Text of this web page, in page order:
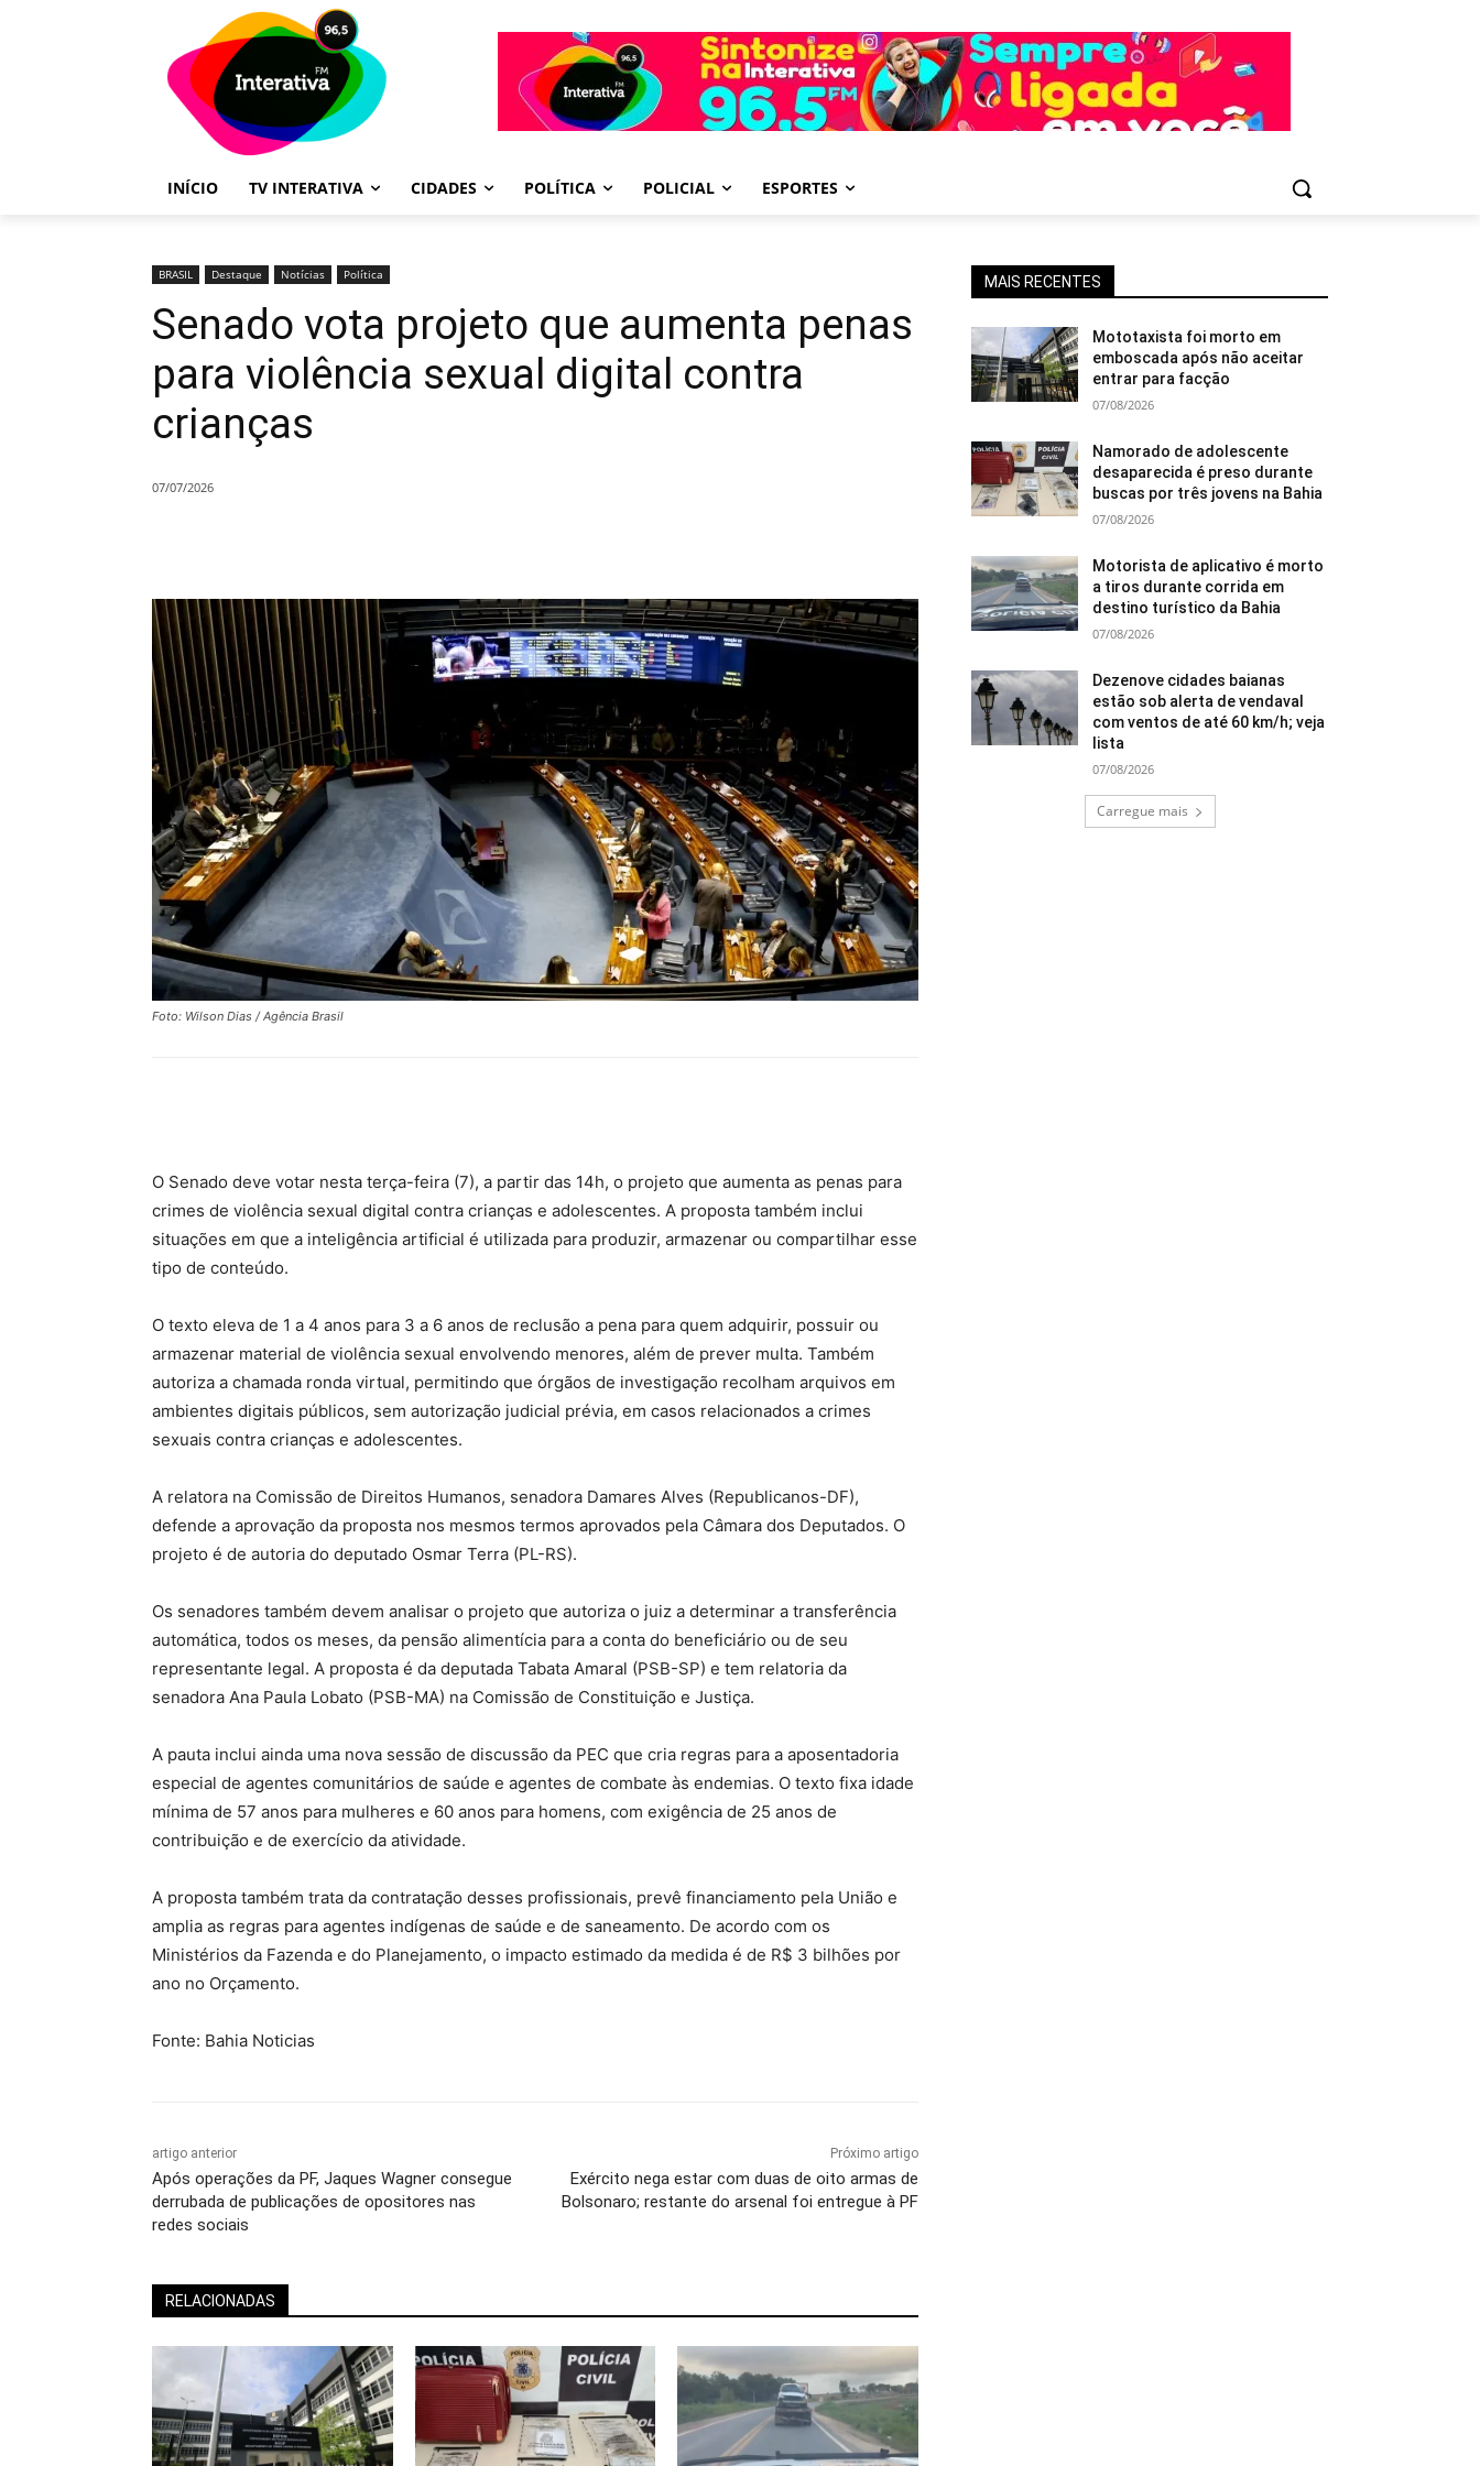
INÍCIO TV INTERATIVA CIDADES POLÍTICA POLICIAL ESPORTES
BRASIL Destaque Notícias Política
Senado vota projeto que aumenta penas
para violência sexual digital contra
crianças
07/07/2026
Foto: Wilson Dias / Agência Brasil
O Senado deve votar nesta terça-feira (7), a partir das 14h, o projeto que aumenta as penas para
crimes de violência sexual digital contra crianças e adolescentes. A proposta também inclui
situações em que a inteligência artificial é utilizada para produzir, armazenar ou compartilhar esse
tipo de conteúdo.
O texto eleva de 1 a 4 anos para 3 a 6 anos de reclusão a pena para quem adquirir, possuir ou
armazenar material de violência sexual envolvendo menores, além de prever multa. Também
autoriza a chamada ronda virtual, permitindo que órgãos de investigação recolham arquivos em
ambientes digitais públicos, sem autorização judicial prévia, em casos relacionados a crimes
sexuais contra crianças e adolescentes.
A relatora na Comissão de Direitos Humanos, senadora Damares Alves (Republicanos-DF),
defende a aprovação da proposta nos mesmos termos aprovados pela Câmara dos Deputados. O
projeto é de autoria do deputado Osmar Terra (PL-RS).
Os senadores também devem analisar o projeto que autoriza o juiz a determinar a transferência
automática, todos os meses, da pensão alimentícia para a conta do beneficiário ou de seu
representante legal. A proposta é da deputada Tabata Amaral (PSB-SP) e tem relatoria da
senadora Ana Paula Lobato (PSB-MA) na Comissão de Constituição e Justiça.
A pauta inclui ainda uma nova sessão de discussão da PEC que cria regras para a aposentadoria
especial de agentes comunitários de saúde e agentes de combate às endemias. O texto fixa idade
mínima de 57 anos para mulheres e 60 anos para homens, com exigência de 25 anos de
contribuição e de exercício da atividade.
A proposta também trata da contratação desses profissionais, prevê financiamento pela União e
amplia as regras para agentes indígenas de saúde e de saneamento. De acordo com os
Ministérios da Fazenda e do Planejamento, o impacto estimado da medida é de R$ 3 bilhões por
ano no Orçamento.
Fonte: Bahia Noticias
artigo anterior
Após operações da PF, Jaques Wagner consegue
derrubada de publicações de opositores nas
redes sociais
Próximo artigo
Exército nega estar com duas de oito armas de
Bolsonaro; restante do arsenal foi entregue à PF
RELACIONADAS
MAIS RECENTES
Mototaxista foi morto em
emboscada após não aceitar
entrar para facção
07/08/2026
Namorado de adolescente
desaparecida é preso durante
buscas por três jovens na Bahia
07/08/2026
Motorista de aplicativo é morto
a tiros durante corrida em
destino turístico da Bahia
07/08/2026
Dezenove cidades baianas
estão sob alerta de vendaval
com ventos de até 60 km/h; veja
lista
07/08/2026
Carregue mais